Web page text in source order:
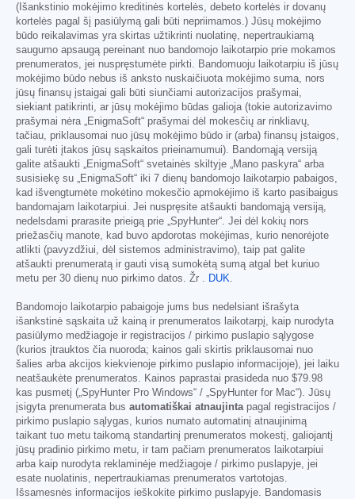
(Išankstinio mokėjimo kreditinės kortelės, debeto kortelės ir dovanų
kortelės pagal šį pasiūlymą gali būti nepriimamos.) Jūsų mokėjimo
būdo reikalavimas yra skirtas užtikrinti nuolatinę, nepertraukiamą
saugumo apsaugą pereinant nuo bandomojo laikotarpio prie mokamos
prenumeratos, jei nuspręstumėte pirkti. Bandomuoju laikotarpiu iš jūsų
mokėjimo būdo nebus iš anksto nuskaičiuota mokėjimo suma, nors
jūsų finansų įstaigai gali būti siunčiami autorizacijos prašymai,
siekiant patikrinti, ar jūsų mokėjimo būdas galioja (tokie autorizavimo
prašymai nėra „EnigmaSoft“ prašymai dėl mokesčių ar rinkliavų,
tačiau, priklausomai nuo jūsų mokėjimo būdo ir (arba) finansų įstaigos,
gali turėti įtakos jūsų sąskaitos prieinamumui). Bandomąją versiją
galite atšaukti „EnigmaSoft“ svetainės skiltyje „Mano paskyra“ arba
susisiekę su „EnigmaSoft“ iki 7 dienų bandomojo laikotarpio pabaigos,
kad išvengtumėte mokėtino mokesčio apmokėjimo iš karto pasibaigus
bandomajam laikotarpiui. Jei nuspręsite atšaukti bandomąją versiją,
nedelsdami prarasite prieigą prie „SpyHunter“. Jei dėl kokių nors
priežasčių manote, kad buvo apdorotas mokėjimas, kurio nenorėjote
atlikti (pavyzdžiui, dėl sistemos administravimo), taip pat galite
atšaukti prenumeratą ir gauti visą sumokėtą sumą atgal bet kuriuo
metu per 30 dienų nuo pirkimo datos. Žr . DUK.
Bandomojo laikotarpio pabaigoje jums bus nedelsiant išrašyta
išankstinė sąskaita už kainą ir prenumeratos laikotarpį, kaip nurodyta
pasiūlymo medžiagoje ir registracijos / pirkimo puslapio sąlygose
(kurios įtrauktos čia nuoroda; kainos gali skirtis priklausomai nuo
šalies arba akcijos kiekvienoje pirkimo puslapio informacijoje), jei laiku
neatšaukėte prenumeratos. Kainos paprastai prasideda nuo $79.98
kas pusmetį („SpyHunter Pro Windows“ / „SpyHunter for Mac“). Jūsų
įsigyta prenumerata bus automatiškai atnaujintapagal registracijos /
pirkimo puslapio sąlygas, kurios numato automatinį atnaujinimą
taikant tuo metu taikomą standartinį prenumeratos mokestį, galiojantį
jūsų pradinio pirkimo metu, ir tam pačiam prenumeratos laikotarpiui
arba kaip nurodyta reklaminėje medžiagoje / pirkimo puslapyje, jei
esate nuolatinis, nepertraukiamas prenumeratos vartotojas.
Išsamesnės informacijos ieškokite pirkimo puslapyje. Bandomasis